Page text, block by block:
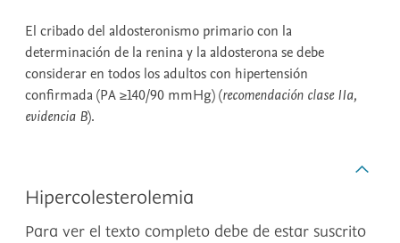
El cribado del aldosteronismo primario con la
determinación de la renina y la aldosterona se debe
considerar en todos los adultos con hipertensión
confirmada (PA ≥140/90 mmHg) (recomendación clase IIa,
evidencia B).
Hipercolesterolemia
Para ver el texto completo debe de estar suscrito